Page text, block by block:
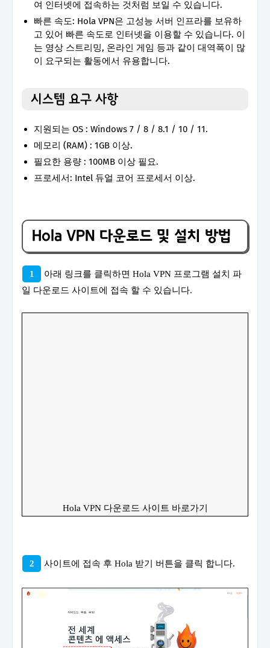
여 인터넷에 접속하는 것처럼 보일 수 있습니다.
빠른 속도: Hola VPN은 고성능 서버 인프라를 보유하
고 있어 빠른 속도로 인터넷을 이용할 수 있습니다. 이
는 영상 스트리밍, 온라인 게임 등과 같이 대역폭이 많
이 요구되는 활동에서 유용합니다.
시스템 요구 사항
지원되는 OS : Windows 7 / 8 / 8.1 / 10 / 11.
메모리 (RAM) : 1GB 이상.
필요한 용량 : 100MB 이상 필요.
프로세서: Intel 듀얼 코어 프로세서 이상.
Hola VPN 다운로드 및 설치 방법
1
아래 링크를 클릭하면 Hola VPN 프로그램 설치 파
일 다운로드 사이트에 접속 할 수 있습니다.
Hola VPN 다운로드 사이트 바로가기
2 사이트에 접속 후 Hola 받기 버튼을 클릭 합니다.